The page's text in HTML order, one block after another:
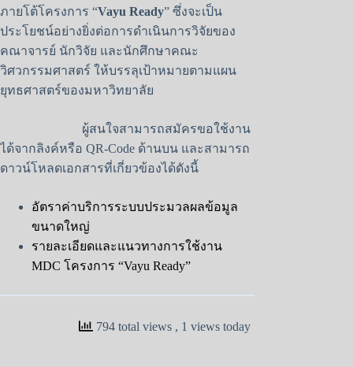
ภายโต้โครงการ “Vayu Ready” ซึ่งจะเป็น
ประโยชน์อย่างยิ่งต่อการดำเนินการวิจัยของ
คณาจารย์ นักวิจัย และนักศึกษาคณะ
วิศวกรรมศาสตร์ ให้บรรลุเป้าหมายตามแผน
ยุทธศาสตร์ของมหาวิทยาลัย
ผู้สนใจสามารถสมัครขอใช้งาน
ได้จากลิงค์หรือ QR-Code ด้านบน และสามารถ
ดาวน์โหลดเอกสารที่เกี่ยวข้องได้ดังนี้
อัตราค่าบริการระบบประมวลผลข้อมูล
ขนาดใหญ่
รายละเอียดและแนวทางการใช้งาน
MDC โครงการ “Vayu Ready”
794 total views , 1 views today